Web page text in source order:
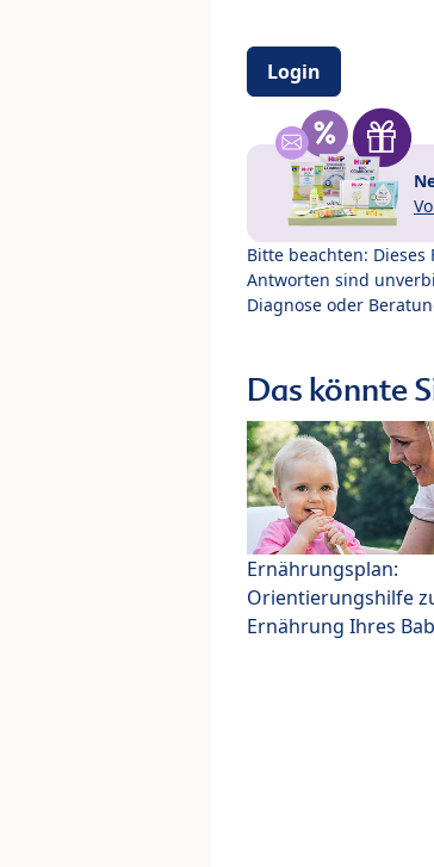
Login
Bitte beachten:
Antworten sind
Diagnose oder
Das könnte
Ernährungsplan:
Orientierungshilfe
Ernährung Ihres